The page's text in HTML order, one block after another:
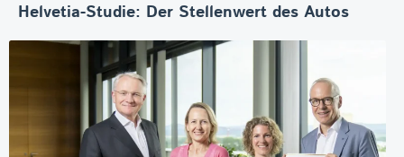
Helvetia-Studie: Der Stellenwert des Autos